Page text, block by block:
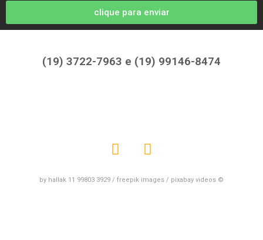
clique para enviar
(19) 3722-7963 e (19) 99146-8474
by hallak 11 99803 3929 / freepik images / pixabay videos ©